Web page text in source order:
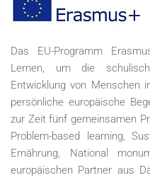
Das EU-Programm
Lernen, um die
Entwicklung von Menschen
persönliche europäische
zur Zeit fünf gemeinsamen
Problem-based learning,
Ernährung, National
europäischen Partner aus